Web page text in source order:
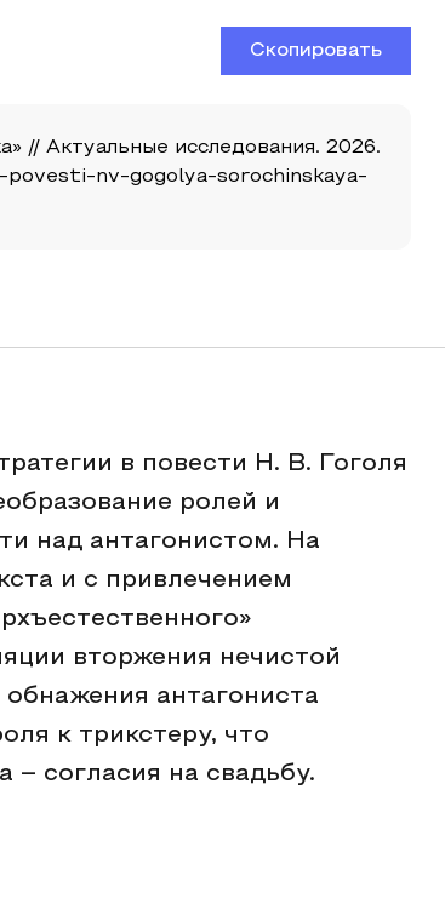
Скопировать
// Актуальные исследования. 2026.
nv-gogolya-sorochinskaya-
в повести Н. В. Гоголя
ролей и
над антагонистом. На
и с привлечением
вторжения нечистой
антагониста
к трикстеру, что
– согласия на свадьбу.